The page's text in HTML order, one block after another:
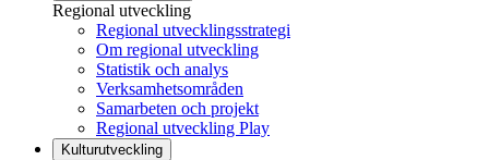
Regional utveckling
Regional utvecklingsstrategi
Om regional utveckling
Statistik och analys
Verksamhetsområden
Samarbeten och projekt
Regional utveckling Play
Kulturutveckling